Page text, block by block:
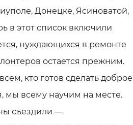
Донецке, Ясиноватой,
в этот список включили
нуждающихся в ремонте
остается прежним.
кто готов сделать доброе
мы всему научим на месте.
съездили —